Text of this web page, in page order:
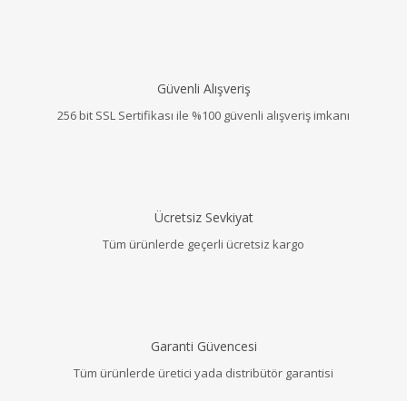
Güvenli Alışveriş
256 bit SSL Sertifikası ile %100 güvenli alışveriş imkanı
Ücretsiz Sevkiyat
Tüm ürünlerde geçerli ücretsiz kargo
Garanti Güvencesi
Tüm ürünlerde üretici yada distribütör garantisi